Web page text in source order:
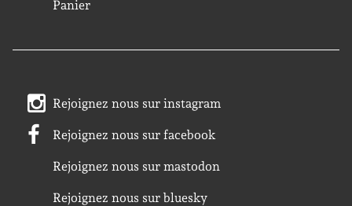
Panier
Rejoignez nous sur instagram
Rejoignez nous sur facebook
Rejoignez nous sur mastodon
Rejoignez nous sur bluesky